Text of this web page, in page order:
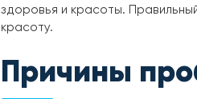
здоровья и красоты.
красоту.
Причины